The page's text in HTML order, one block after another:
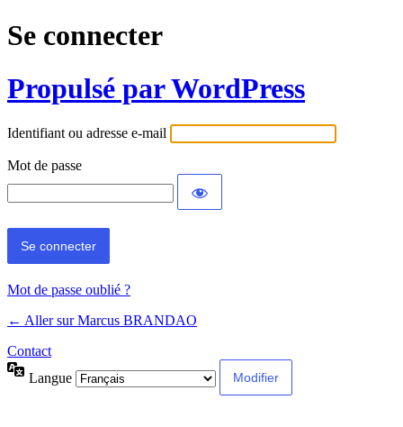
Se connecter
Propulsé par WordPress
Identifiant ou adresse e-mail
Mot de passe
Mot de passe oublié ?
← Aller sur Marcus BRANDAO
Contact
Langue